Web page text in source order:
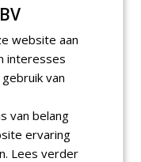
40 uur per
website aan
interesses
van
van belang
ervaring
Lees verder